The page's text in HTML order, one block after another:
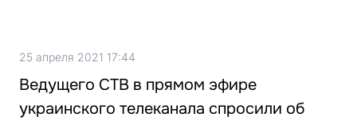
25 апреля 2021 17:44
Ведущего СТВ в прямом эфире
украинского телеканала спросили об